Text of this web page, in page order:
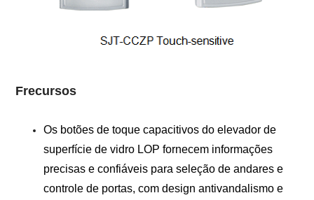
Frecursos
Os botões de toque capacitivos do elevador de
superfície de vidro LOP fornecem informações
precisas e confiáveis ​​para seleção de andares e
controle de portas, com design antivandalismo e